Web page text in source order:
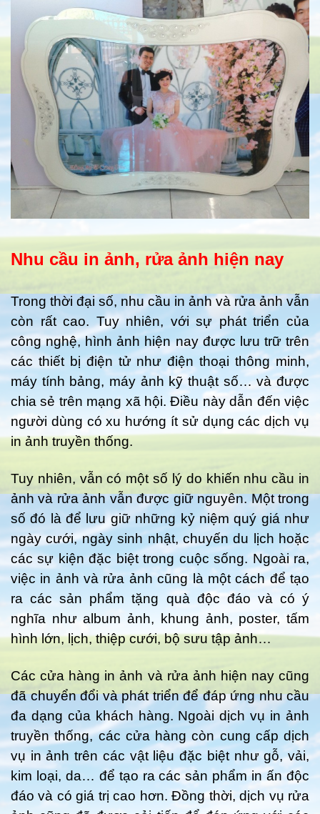
Nhu cầu in ảnh, rửa ảnh hiện nay
Trong thời đại số, nhu cầu in ảnh và rửa ảnh vẫn
còn rất cao. Tuy nhiên, với sự phát triển của
công nghệ, hình ảnh hiện nay được lưu trữ trên
các thiết bị điện tử như điện thoại thông minh,
máy tính bảng, máy ảnh kỹ thuật số… và được
chia sẻ trên mạng xã hội. Điều này dẫn đến việc
người dùng có xu hướng ít sử dụng các dịch vụ
in ảnh truyền thống.
Tuy nhiên, vẫn có một số lý do khiến nhu cầu in
ảnh và rửa ảnh vẫn được giữ nguyên. Một trong
số đó là để lưu giữ những kỷ niệm quý giá như
ngày cưới, ngày sinh nhật, chuyến du lịch hoặc
các sự kiện đặc biệt trong cuộc sống. Ngoài ra,
việc in ảnh và rửa ảnh cũng là một cách để tạo
ra các sản phẩm tặng quà độc đáo và có ý
nghĩa như album ảnh, khung ảnh, poster, tấm
hình lớn, lịch, thiệp cưới, bộ sưu tập ảnh…
Các cửa hàng in ảnh và rửa ảnh hiện nay cũng
đã chuyển đổi và phát triển để đáp ứng nhu cầu
đa dạng của khách hàng. Ngoài dịch vụ in ảnh
truyền thống, các cửa hàng còn cung cấp dịch
vụ in ảnh trên các vật liệu đặc biệt như gỗ, vải,
kim loại, da… để tạo ra các sản phẩm in ấn độc
đáo và có giá trị cao hơn. Đồng thời, dịch vụ rửa